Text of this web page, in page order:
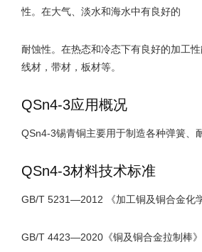
性。在大气、淡水和海水中有良好的
耐蚀性。在热态和冷态下有良好的加工
线材，带材，板材等。
QSn4-3应用概况
QSn4-3锡青铜主要用于制造各种弹簧、
QSn4-3材料技术标准
GB/T 5231—2012 《加工铜及铜合金化
GB/T 4423—2020《铜及铜合金拉制棒》